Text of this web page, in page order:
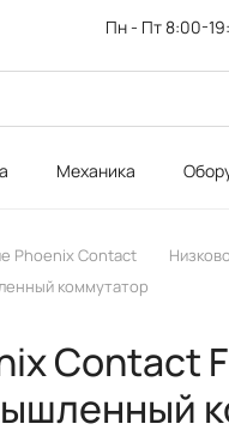
Пн - Пт 8:00-
Механика
Phoenix Contact
коммутатор
Contact